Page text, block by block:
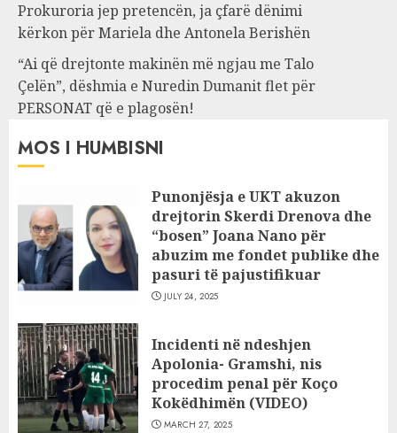
Prokuroria jep pretencën, ja çfarë dënimi
kërkon për Mariela dhe Antonela Berishën
“Ai që drejtonte makinën më ngjau me Talo
Çelën”, dëshmia e Nuredin Dumanit flet për
PERSONAT që e plagosën!
MOS I HUMBISNI
Punonjësja e UKT akuzon
drejtorin Skerdi Drenova dhe
“bosen” Joana Nano për
abuzim me fondet publike dhe
pasuri të pajustifikuar
JULY 24, 2025
Incidenti në ndeshjen
Apolonia- Gramshi, nis
procedim penal për Koço
Kokëdhimën (VIDEO)
MARCH 27, 2025